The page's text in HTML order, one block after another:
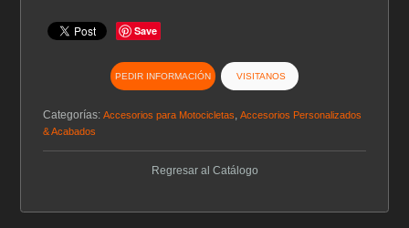
Save
PEDIR INFORMACIÓN VISITANOS
Categorías:Accesorios para Motocicletas,Accesorios Personalizados
& Acabados
Regresar al Catálogo